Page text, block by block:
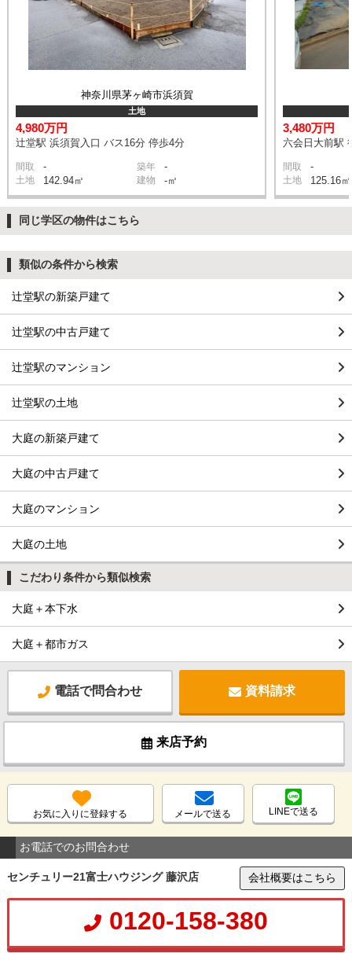
神奈川県茅ヶ崎市浜須賀
土地
4,980万円
辻堂駅 浜須賀入口 バス16分 停歩4分
間取 - 築年 -
土地 142.94㎡ 建物 -㎡
3,480万円
六会日大前駅
間取 -
土地 125.16㎡
同じ学区の物件はこちら
類似の条件から検索
辻堂駅の新築戸建て
辻堂駅の中古戸建て
辻堂駅のマンション
辻堂駅の土地
大庭の新築戸建て
大庭の中古戸建て
大庭のマンション
大庭の土地
こだわり条件から類似検索
大庭＋本下水
大庭＋都市ガス
電話で問合わせ 資料請求
来店予約
お気に入りに登録する メールで送る LINEで送る
お電話でのお問合わせ
センチュリー21富士ハウジング 藤沢店 会社概要はこちら
0120-158-380